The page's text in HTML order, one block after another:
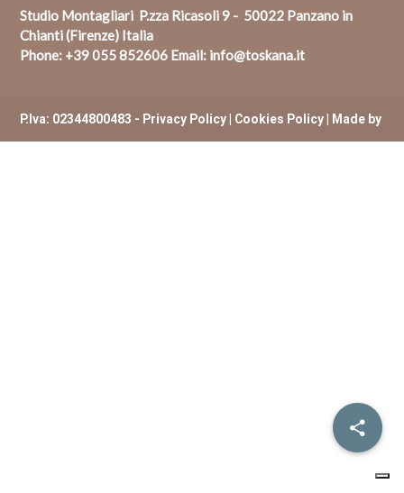
Studio Montagliari P.zza Ricasoli 9 - 50022 Panzano in
Chianti (Firenze) Italia
Phone: +39 055 852606 Email: info@toskana.it
P.Iva: 02344800483 - Privacy Policy| Cookies Policy| Made by